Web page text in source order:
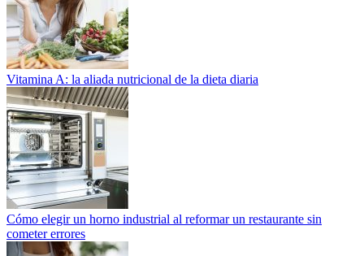
Vitamina A: la aliada nutricional de la dieta diaria
Cómo elegir un horno industrial al reformar un restaurante sin
cometer errores